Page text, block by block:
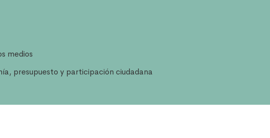
medios
presupuesto y participación ciudadana